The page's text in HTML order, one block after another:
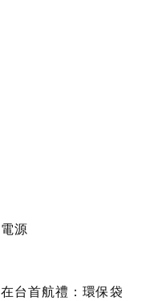
源
台首航禮：環保袋